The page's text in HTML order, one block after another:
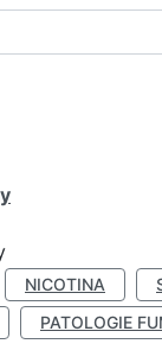
NICOTINA
PATOLOGIE